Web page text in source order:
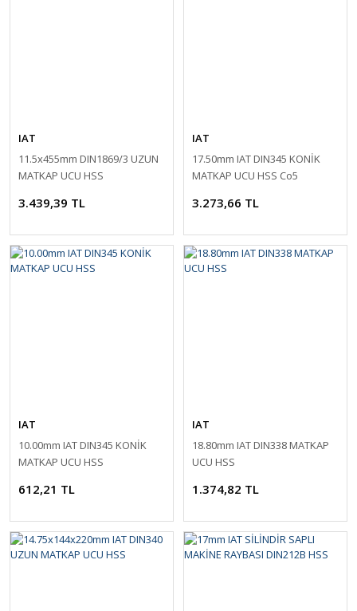
IAT
11.5x455mm DIN1869/3 UZUN
MATKAP UCU HSS
3.439,39 TL
IAT
17.50mm IAT DIN345 KONİK
MATKAP UCU HSS Co5
3.273,66 TL
IAT
10.00mm IAT DIN345 KONİK
MATKAP UCU HSS
612,21 TL
IAT
18.80mm IAT DIN338 MATKAP
UCU HSS
1.374,82 TL